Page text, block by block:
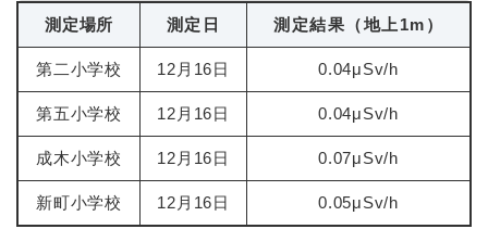
測定場所 測定日 測定結果（地上1m）
第二小学校 12月16日 0.04μSv/h
第五小学校 12月16日 0.04μSv/h
成木小学校 12月16日 0.07μSv/h
新町小学校 12月16日 0.05μSv/h